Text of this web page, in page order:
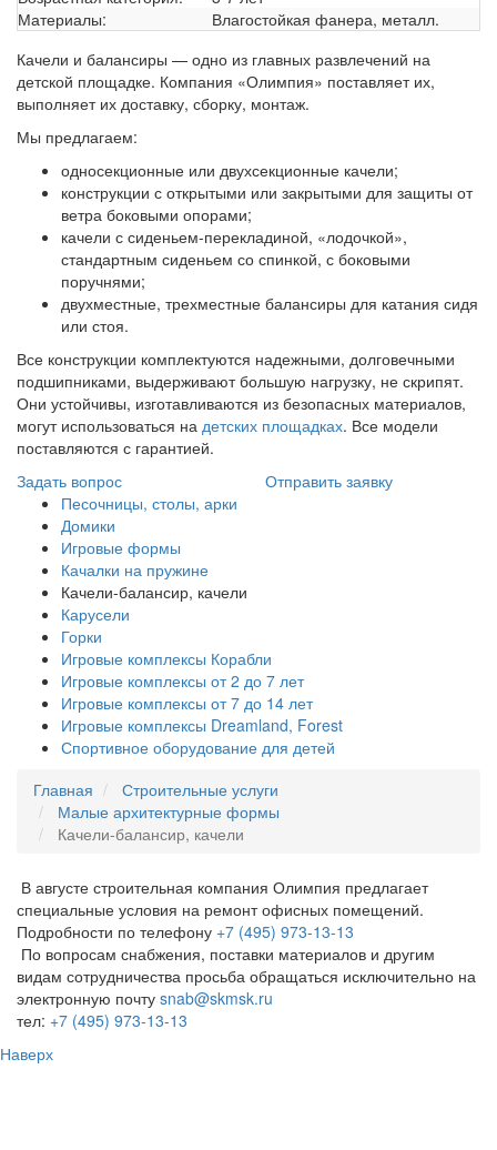
Материалы:
Влагостойкая фанера, металл.
Качели и балансиры — одно из главных развлечений на
детской площадке. Компания «Олимпия» поставляет их,
выполняет их доставку, сборку, монтаж.
Мы предлагаем:
односекционные или двухсекционные качели;
конструкции с открытыми или закрытыми для защиты от
ветра боковыми опорами;
качели с сиденьем-перекладиной, «лодочкой»,
стандартным сиденьем со спинкой, с боковыми
поручнями;
двухместные, трехместные балансиры для катания сидя
или стоя.
Все конструкции комплектуются надежными, долговечными
подшипниками, выдерживают большую нагрузку, не скрипят.
Они устойчивы, изготавливаются из безопасных материалов,
могут использоваться на детских площадках. Все модели
поставляются с гарантией.
Задать вопрос
Отправить заявку
Песочницы, столы, арки
Домики
Игровые формы
Качалки на пружине
Качели-балансир, качели
Карусели
Горки
Игровые комплексы Корабли
Игровые комплексы от 2 до 7 лет
Игровые комплексы от 7 до 14 лет
Игровые комплексы Dreamland, Forest
Спортивное оборудование для детей
Главная
Строительные услуги
Малые архитектурные формы
Качели-балансир, качели
В августе строительная компания Олимпия предлагает
специальные условия на ремонт офисных помещений.
Подробности по телефону +7 (495) 973-13-13
По вопросам снабжения, поставки материалов и другим
видам сотрудничества просьба обращаться исключительно на
электронную почту snab@skmsk.ru
тел: +7 (495) 973-13-13
Наверх